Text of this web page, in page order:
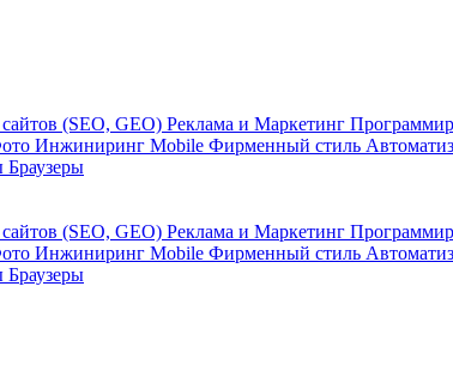
(SEO, GEO) Реклама и Маркетинг
Инжиниринг Mobile Фирменный стиль
Браузеры
(SEO, GEO) Реклама и Маркетинг
Инжиниринг Mobile Фирменный стиль
Браузеры